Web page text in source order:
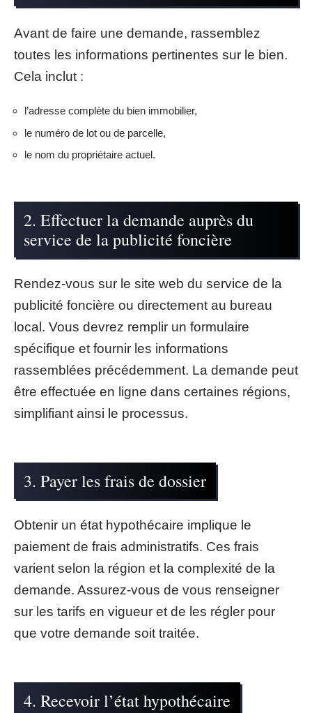
Avant de faire une demande, rassemblez
toutes les informations pertinentes sur le bien.
Cela inclut :
l’adresse complète du bien immobilier,
le numéro de lot ou de parcelle,
le nom du propriétaire actuel.
2. Effectuer la demande auprès du
service de la publicité foncière
Rendez-vous sur le site web du service de la
publicité foncière ou directement au bureau
local. Vous devrez remplir un formulaire
spécifique et fournir les informations
rassemblées précédemment. La demande peut
être effectuée en ligne dans certaines régions,
simplifiant ainsi le processus.
3. Payer les frais de dossier
Obtenir un état hypothécaire implique le
paiement de frais administratifs. Ces frais
varient selon la région et la complexité de la
demande. Assurez-vous de vous renseigner
sur les tarifs en vigueur et de les régler pour
que votre demande soit traitée.
4. Recevoir l’état hypothécaire